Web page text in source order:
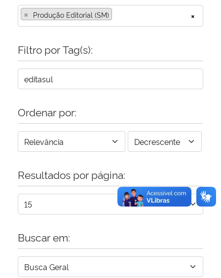
Secretaria-Geral
Secretaria de Governo
Banco Central do Brasil
Planalto
×
× Produção Editorial (SM)
Filtro por Tag(s):
Ordenar por:
Resultados por página:
Buscar em: